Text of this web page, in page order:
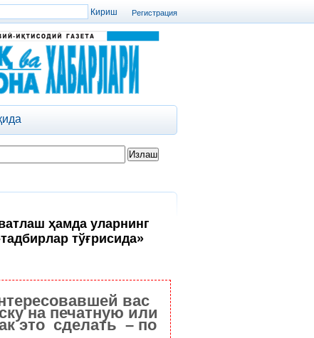
Регистрация
ҳамда уларнинг
тўғрисида»
вас
на печатную или
это сделать – по